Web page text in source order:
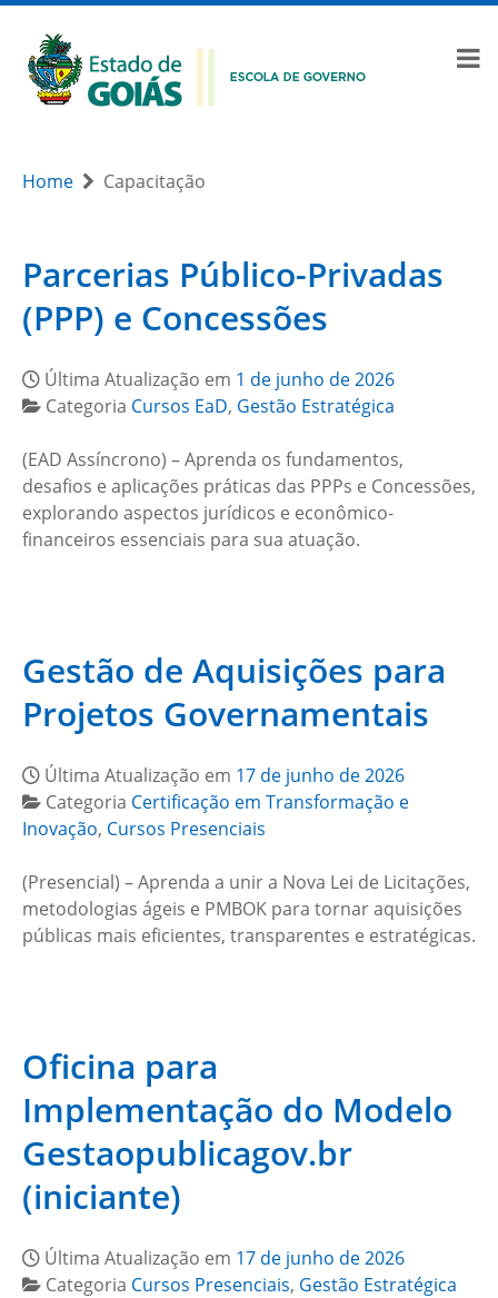
Home Capacitação
Parcerias Público-Privadas
(PPP) e Concessões
Última Atualização em 1 de junho de 2026
Categoria Cursos EaD, Gestão Estratégica
(EAD Assíncrono) – Aprenda os fundamentos,
desafios e aplicações práticas das PPPs e Concessões,
explorando aspectos jurídicos e econômico-
financeiros essenciais para sua atuação.
Gestão de Aquisições para
Projetos Governamentais
Última Atualização em 17 de junho de 2026
Categoria Certificação em Transformação e
Inovação, Cursos Presenciais
(Presencial) – Aprenda a unir a Nova Lei de Licitações,
metodologias ágeis e PMBOK para tornar aquisições
públicas mais eficientes, transparentes e estratégicas.
Oficina para
Implementação do Modelo
Gestaopublicagov.br
(iniciante)
Última Atualização em 17 de junho de 2026
Categoria Cursos Presenciais, Gestão Estratégica